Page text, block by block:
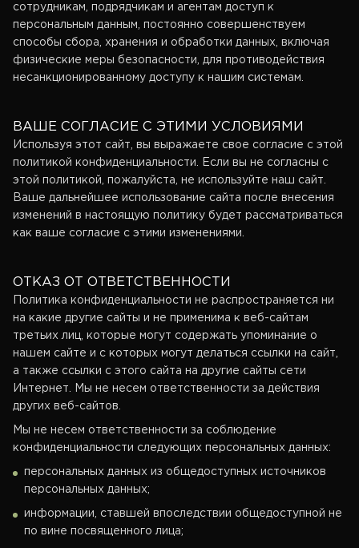
сотрудникам, подрядчикам и агентам доступ к
персональным данным, постоянно совершенствуем
способы сбора, хранения и обработки данных, включая
физические меры безопасности, для противодействия
несанкционированному доступу к нашим системам.
ВАШЕ СОГЛАСИЕ С ЭТИМИ УСЛОВИЯМИ
Используя этот сайт, вы выражаете свое согласие с этой
политикой конфиденциальности. Если вы не согласны с
этой политикой, пожалуйста, не используйте наш сайт.
Ваше дальнейшее использование сайта после внесения
изменений в настоящую политику будет рассматриваться
как ваше согласие с этими изменениями.
ОТКАЗ ОТ ОТВЕТСТВЕННОСТИ
Политика конфиденциальности не распространяется ни
на какие другие сайты и не применима к веб-сайтам
третьих лиц, которые могут содержать упоминание о
нашем сайте и с которых могут делаться ссылки на сайт,
а также ссылки с этого сайта на другие сайты сети
Интернет. Мы не несем ответственности за действия
других веб-сайтов.
Мы не несем ответственности за соблюдение
конфиденциальности следующих персональных данных:
персональных данных из общедоступных источников
персональных данных;
информации, ставшей впоследствии общедоступной не
по вине посвященного лица;